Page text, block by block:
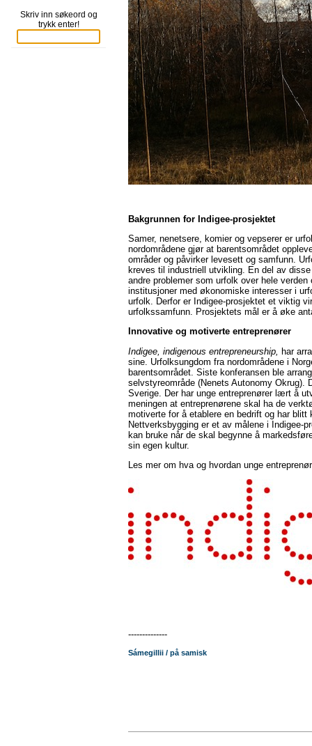
Skriv inn søkeord og
trykk enter!
Bakgrunnen for Indigee-prosjektet
Samer, nenetsere, komier og vepserer er
nordområdene gjør at barentsområdet
områder og påvirker levesett og samfunn.
kreves til industriell utvikling. En del av
andre problemer som urfolk over hele
institusjoner med økonomiske interesser i
urfolk. Derfor er Indigee-prosjektet et viktig
urfolkssamfunn. Prosjektets mål er å øke
Innovative og motiverte entreprenører
Indigee, indigenous entrepreneurship, har
sine. Urfolksungdom fra nordområdene i
barentsområdet. Siste konferansen ble
selvstyreområde (Nenets Autonomy Okrug).
Sverige. Der har unge entreprenører lært å
meningen at entreprenørene skal ha de
motiverte for å etablere en bedrift og har blitt
Nettverksbygging er et av målene i Indigee-
kan bruke når de skal begynne å
sin egen kultur.
Les mer om hva og hvordan unge
--------------
Sámegillii / på samisk